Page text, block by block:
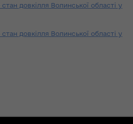
довкілля Волинської області у
довкілля Волинської області у